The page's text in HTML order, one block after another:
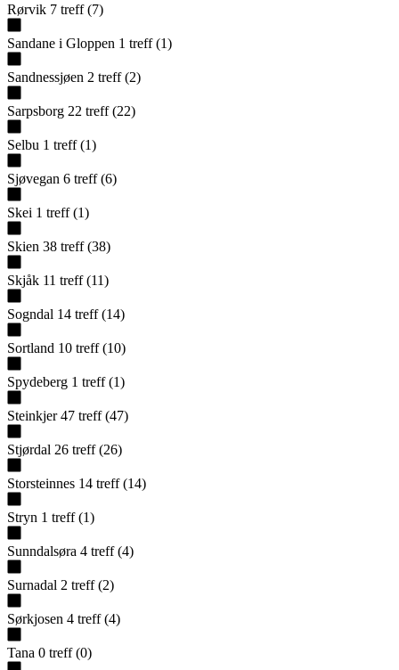
Rørvik 7 treff (7)
Sandane i Gloppen 1 treff (1)
Sandnessjøen 2 treff (2)
Sarpsborg 22 treff (22)
Selbu 1 treff (1)
Sjøvegan 6 treff (6)
Skei 1 treff (1)
Skien 38 treff (38)
Skjåk 11 treff (11)
Sogndal 14 treff (14)
Sortland 10 treff (10)
Spydeberg 1 treff (1)
Steinkjer 47 treff (47)
Stjørdal 26 treff (26)
Storsteinnes 14 treff (14)
Stryn 1 treff (1)
Sunndalsøra 4 treff (4)
Surnadal 2 treff (2)
Sørkjosen 4 treff (4)
Tana 0 treff (0)